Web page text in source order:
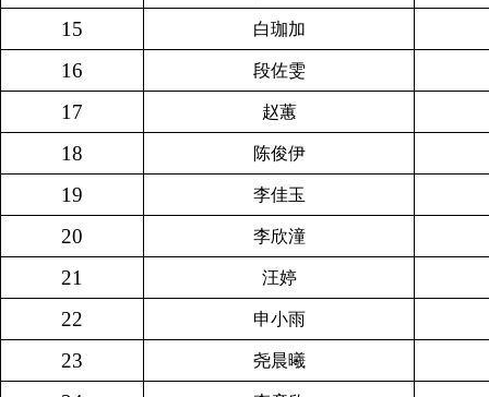
15 白珈加
16 段佐雯
17 赵蕙
18 陈俊伊
19 李佳玉
20 李欣潼
21 汪婷
22 申小雨
23 尧晨曦